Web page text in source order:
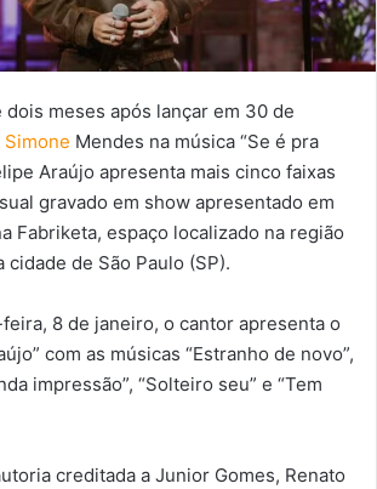
meses após lançar em 30 de
Simone Mendes na música “Se é pra
Araújo apresenta mais cinco faixas
gravado em show apresentado em
Fabriketa, espaço localizado na região
cidade de São Paulo (SP).
8 de janeiro, o cantor apresenta o
com as músicas “Estranho de novo”,
impressão”, “Solteiro seu” e “Tem
creditada a Junior Gomes, Renato